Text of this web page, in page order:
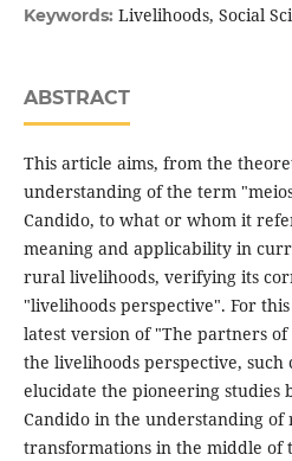
Keywords: Livelihoods, Social
ABSTRACT
This article aims, from the
understanding of the term
Candido, to what or whom it
meaning and applicability in
rural livelihoods, verifying its
"livelihoods perspective". For
latest version of "The partners
the livelihoods perspective,
elucidate the pioneering studies
Candido in the understanding
transformations in the middle of